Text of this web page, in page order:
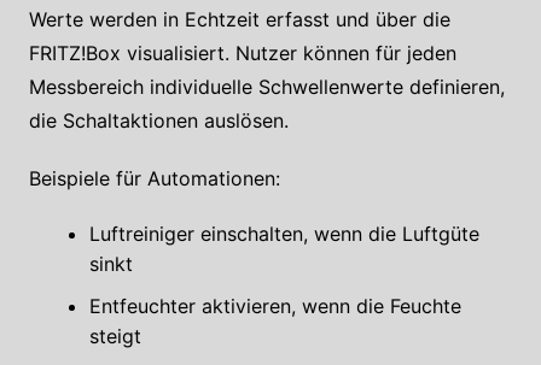
Werte werden in Echtzeit erfasst und über die
FRITZ!Box visualisiert. Nutzer können für jeden
Messbereich individuelle Schwellenwerte definieren,
die Schaltaktionen auslösen.
Beispiele für Automationen:
Luftreiniger einschalten, wenn die Luftgüte
sinkt
Entfeuchter aktivieren, wenn die Feuchte
steigt